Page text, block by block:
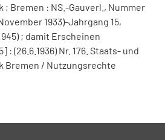
Bremen : NS.-Gauverl., Nummer
1933)-Jahrgang 15,
; damit Erscheinen
: (26.6.1936) Nr. 176. Staats- und
Bremen / Nutzungsrechte